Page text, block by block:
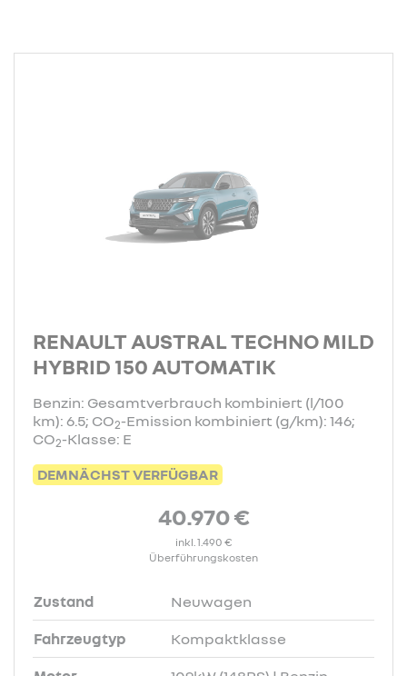
RENAULT AUSTRAL TECHNO MILD
HYBRID 150 AUTOMATIK
Benzin: Gesamtverbrauch kombiniert (l/100
km): 6.5; CO2-Emission kombiniert (g/km): 146;
CO2-Klasse: E
DEMNÄCHST VERFÜGBAR
40.970 €
inkl. 1.490 €
Überführungskosten
Zustand Neuwagen
Fahrzeugtyp Kompaktklasse